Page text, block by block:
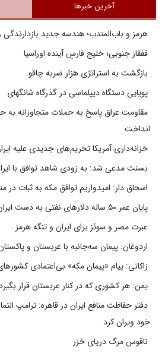
آخرین خبرها
هرمز و باب‌المندب؛ هندسه جدید بازدارندگی
قفقاز جنوبی؛ خلیج فارسِ آینده اوراسیا
بازگشت به استراتژی هزار ضربه چاقو
پویایی دستگاه دیپلماسی در گذرگاه شانگهای
مقاومت عراق پاسخ به حملات متجاوزانه به
انداخت
خزانه‌داری آمریکا تحریم‌های جدیدی علیه
بسنت مدعی شد: به زودی شاهد توافق با
اسحاق دار: امیدواریم توافق مکه به ثبات در
پایان عمر ۵۰ ساله دلارهای نفتی به دست ایران
عبرت مصر و سوئز برای ایران و تنگه هرمز
اردوغان: پیمان سه‌جانبه با عربستان و
زاکانی: پیام «پیمان مکه» بی‌اعتمادی
یمن: هر کشوری که در کنار عربستان قرار
دفتر حفاظت منافع ایران در قاهره: ترامپ
خود ویران کرد
ناقوس مرگ دریای خزر